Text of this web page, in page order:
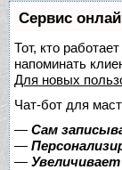
Сервис
Тот, кто
напоминать
Для новых
Чат-бот для
— Сам
—
—